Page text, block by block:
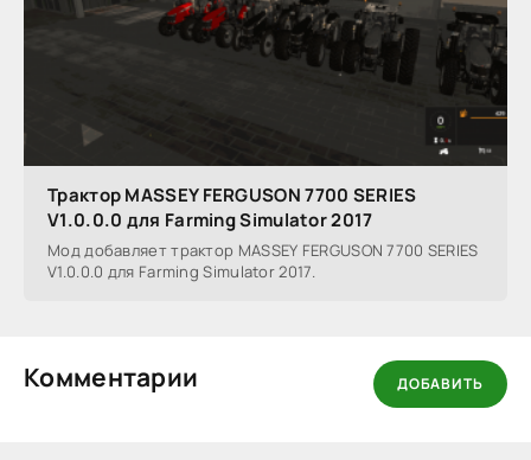
Трактор MASSEY FERGUSON 7700 SERIES
V1.0.0.0 для Farming Simulator 2017
Мод добавляет трактор MASSEY FERGUSON 7700 SERIES
V1.0.0.0 для Farming Simulator 2017.
Комментарии ДОБАВИТЬ